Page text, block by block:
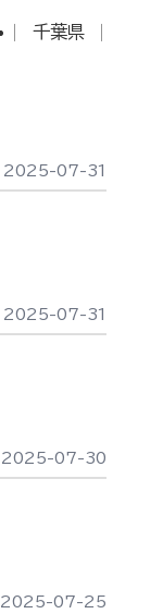
千葉県
2025-07-31
2025-07-31
2025-07-30
2025-07-25